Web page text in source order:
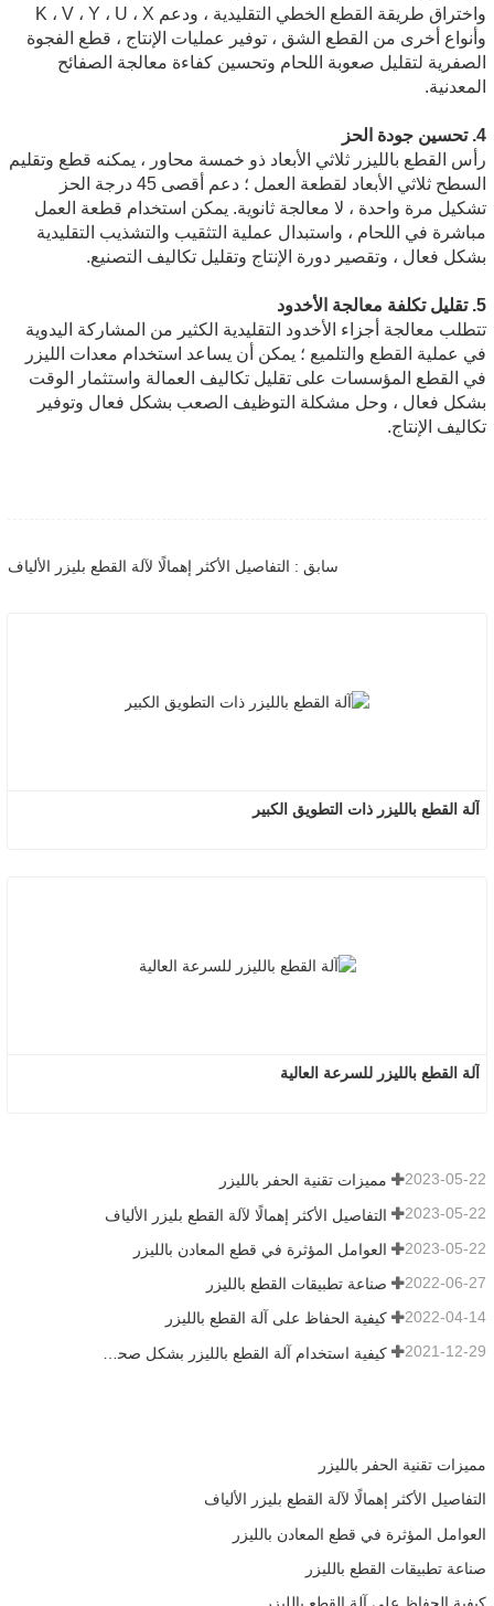
واختراق طريقة القطع الخطي التقليدية ، ودعم K ، V ، Y ، U ، X
وأنواع أخرى من القطع الشق ، توفير عمليات الإنتاج ، قطع الفجوة
الصفرية لتقليل صعوبة اللحام وتحسين كفاءة معالجة الصفائح
المعدنية.
4. تحسين جودة الحز
رأس القطع بالليزر ثلاثي الأبعاد ذو خمسة محاور ، يمكنه قطع وتقليم
السطح ثلاثي الأبعاد لقطعة العمل ؛ دعم أقصى 45 درجة الحز
تشكيل مرة واحدة ، لا معالجة ثانوية. يمكن استخدام قطعة العمل
مباشرة في اللحام ، واستبدال عملية التثقيب والتشذيب التقليدية
بشكل فعال ، وتقصير دورة الإنتاج وتقليل تكاليف التصنيع.
5. تقليل تكلفة معالجة الأخدود
تتطلب معالجة أجزاء الأخدود التقليدية الكثير من المشاركة اليدوية
في عملية القطع والتلميع ؛ يمكن أن يساعد استخدام معدات الليزر
في القطع المؤسسات على تقليل تكاليف العمالة واستثمار الوقت
بشكل فعال ، وحل مشكلة التوظيف الصعب بشكل فعال وتوفير
تكاليف الإنتاج.
سابق : التفاصيل الأكثر إهمالًا لآلة القطع بليزر الألياف
آلة القطع بالليزر ذات التطويق الكبير
آلة القطع بالليزر للسرعة العالية
مميزات تقنية الحفر بالليزر 2023-05-22
التفاصيل الأكثر إهمالًا لآلة القطع بليزر الألياف 2023-05-22
العوامل المؤثرة في قطع المعادن بالليزر 2023-05-22
صناعة تطبيقات القطع بالليزر 2022-06-27
كيفية الحفاظ على آلة القطع بالليزر 2022-04-14
2021-12-29
مميزات تقنية الحفر بالليزر
التفاصيل الأكثر إهمالًا لآلة القطع بليزر الألياف
العوامل المؤثرة في قطع المعادن بالليزر
صناعة تطبيقات القطع بالليزر